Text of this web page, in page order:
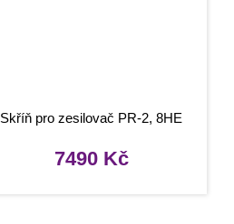
Skříň pro zesilovač PR-2, 8HE
7490 Kč